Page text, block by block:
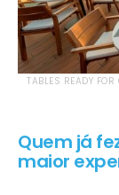
TABLES READY
Quem já
maior